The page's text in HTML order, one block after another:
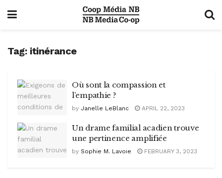
Tag: itinérance
Où sont la compassion et
l’empathie ?
by Janelle LeBlanc APRIL 22, 2023
Un drame familial acadien trouve
une pertinence amplifiée
by Sophie M. Lavoie FEBRUARY 3, 2023